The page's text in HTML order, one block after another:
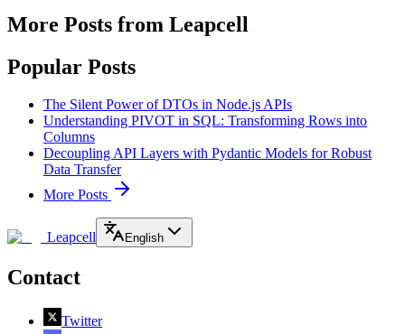
More Posts from Leapcell
Popular Posts
The Silent Power of DTOs in Node.js APIs
Understanding PIVOT in SQL: Transforming Rows into
Columns
Decoupling API Layers with Pydantic Models for Robust
Data Transfer
More Posts
Leapcell English
Contact
Twitter